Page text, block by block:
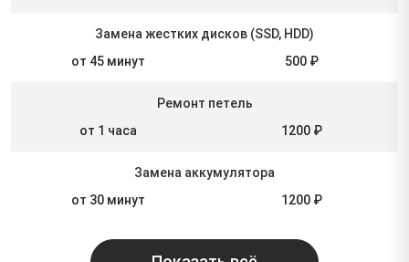
Замена жестких дисков (SSD, HDD)
от 45 минут
500 ₽
Ремонт петель
от 1 часа
1200 ₽
Замена аккумулятора
от 30 минут
1200 ₽